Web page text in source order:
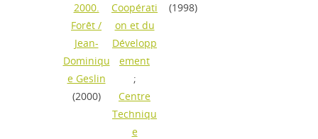
2000.
Forêt /
Jean-
Dominiqu
e Geslin
(2000)
Coopérati
on et du
Développ
ement
;
Centre
Techniqu
e
(1998)